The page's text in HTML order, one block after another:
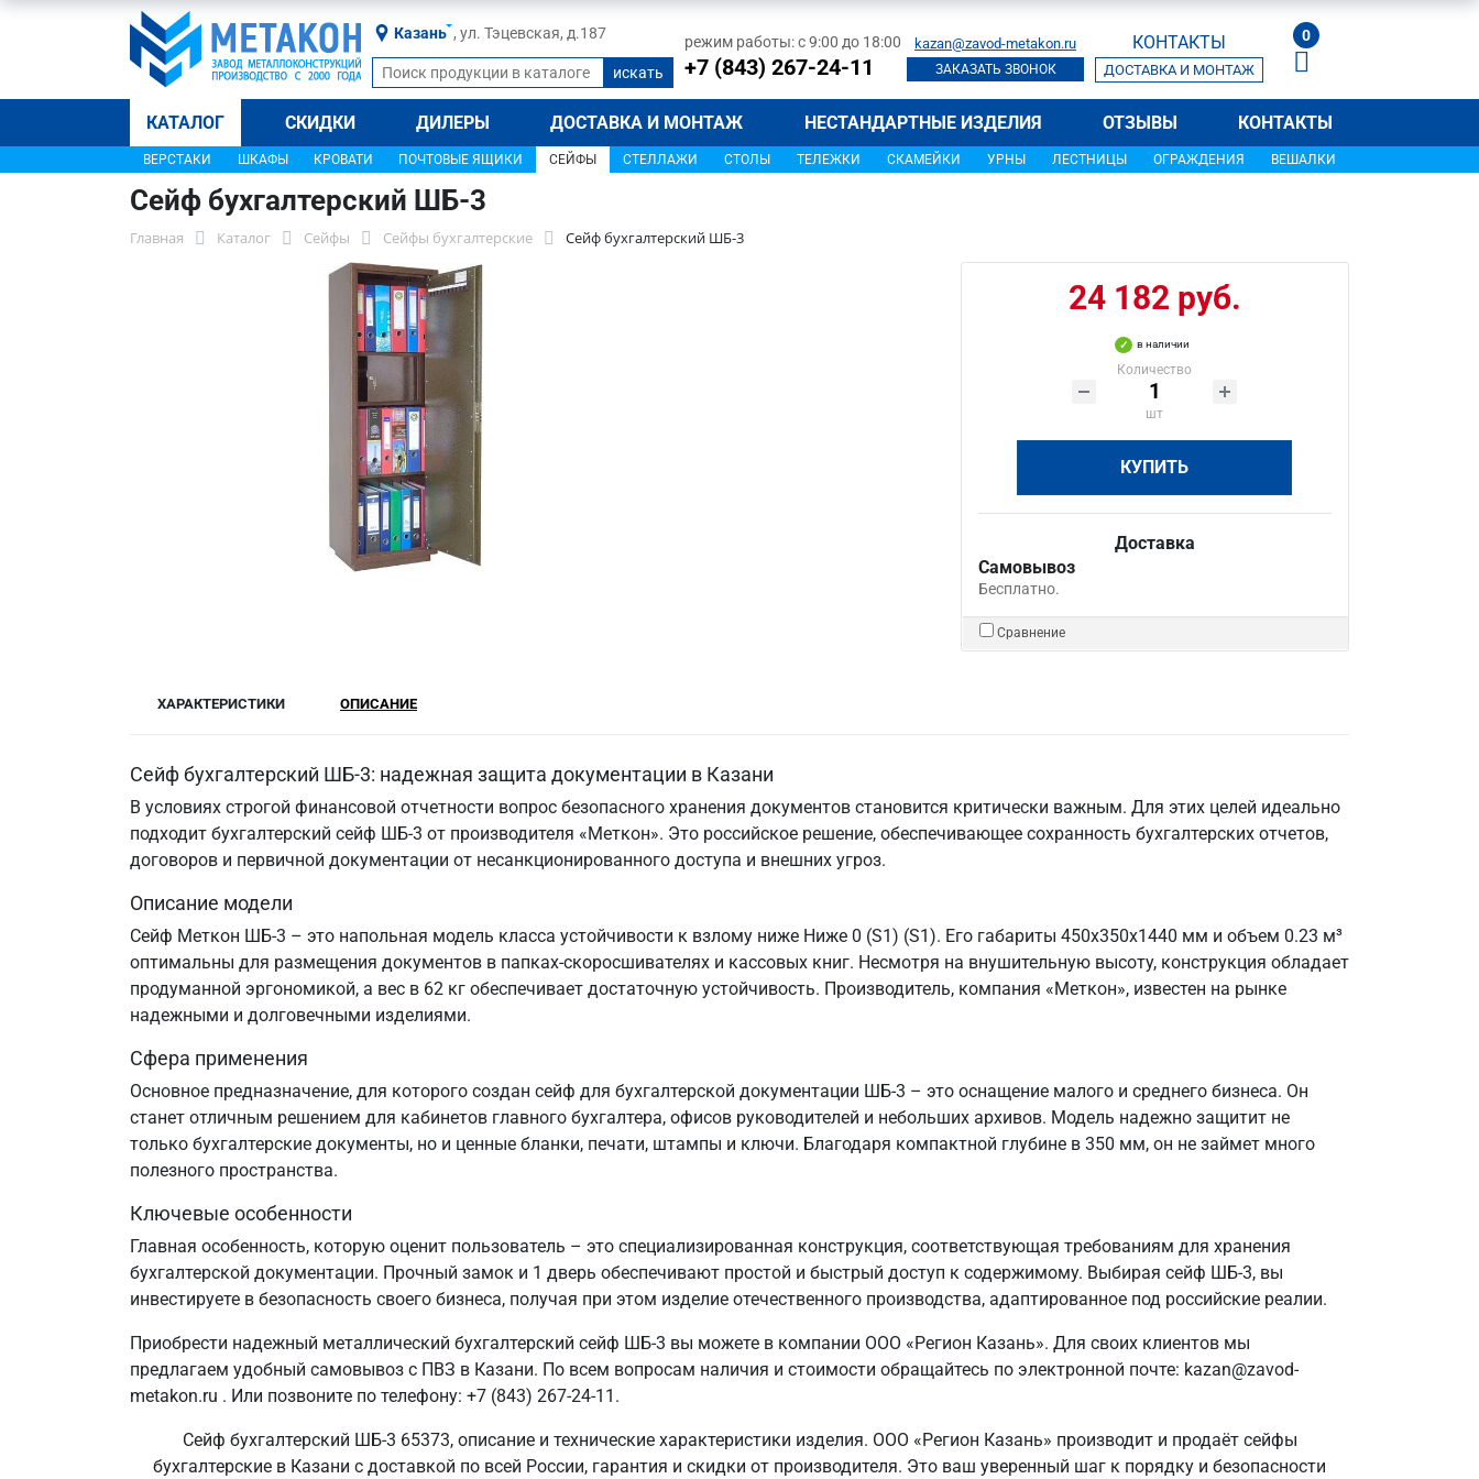
Казань , ул. Тэцевская, д.187 режим работы: с 9:00 до 18:00
+7 (843) 267-24-11
kazan@zavod-metakon.ru
ЗАКАЗАТЬ ЗВОНОК
КОНТАКТЫ
ДОСТАВКА И МОНТАЖ
0
КАТАЛОГ СКИДКИ ДИЛЕРЫ ДОСТАВКА И МОНТАЖ НЕСТАНДАРТНЫЕ ИЗДЕЛИЯ ОТЗЫВЫ КОНТАКТЫ
ВЕРСТАКИ ШКАФЫ КРОВАТИ ПОЧТОВЫЕ ЯЩИКИ СЕЙФЫ СТЕЛЛАЖИ СТОЛЫ ТЕЛЕЖКИ СКАМЕЙКИ УРНЫ ЛЕСТНИЦЫ ОГРАЖДЕНИЯ ВЕШАЛКИ
Сейф бухгалтерский ШБ-3
Главная Каталог Сейфы Сейфы бухгалтерские Сейф бухгалтерский ШБ-3
24 182 руб.
в наличии
Количество
шт
КУПИТЬ
Доставка
Самовывоз
Бесплатно.
Сравнение
ХАРАКТЕРИСТИКИ ОПИСАНИЕ
Сейф бухгалтерский ШБ-3: надежная защита документации в Казани
В условиях строгой финансовой отчетности вопрос безопасного хранения документов становится критически важным. Для этих целей идеально
подходит бухгалтерский сейф ШБ-3 от производителя «Меткон». Это российское решение, обеспечивающее сохранность бухгалтерских отчетов,
договоров и первичной документации от несанкционированного доступа и внешних угроз.
Описание модели
Сейф Меткон ШБ-3 – это напольная модель класса устойчивости к взлому ниже Ниже 0 (S1) (S1). Его габариты 450х350х1440 мм и объем 0.23 м³
оптимальны для размещения документов в папках-скоросшивателях и кассовых книг. Несмотря на внушительную высоту, конструкция обладает
продуманной эргономикой, а вес в 62 кг обеспечивает достаточную устойчивость. Производитель, компания «Меткон», известен на рынке
надежными и долговечными изделиями.
Сфера применения
Основное предназначение, для которого создан сейф для бухгалтерской документации ШБ-3 – это оснащение малого и среднего бизнеса. Он
станет отличным решением для кабинетов главного бухгалтера, офисов руководителей и небольших архивов. Модель надежно защитит не
только бухгалтерские документы, но и ценные бланки, печати, штампы и ключи. Благодаря компактной глубине в 350 мм, он не займет много
полезного пространства.
Ключевые особенности
Главная особенность, которую оценит пользователь – это специализированная конструкция, соответствующая требованиям для хранения
бухгалтерской документации. Прочный замок и 1 дверь обеспечивают простой и быстрый доступ к содержимому. Выбирая сейф ШБ-3, вы
инвестируете в безопасность своего бизнеса, получая при этом изделие отечественного производства, адаптированное под российские реалии.
Приобрести надежный металлический бухгалтерский сейф ШБ-3 вы можете в компании ООО «Регион Казань». Для своих клиентов мы
предлагаем удобный самовывоз с ПВЗ в Казани. По всем вопросам наличия и стоимости обращайтесь по электронной почте: kazan@zavod-
metakon.ru . Или позвоните по телефону: +7 (843) 267-24-11.
Сейф бухгалтерский ШБ-3 65373, описание и технические характеристики изделия. ООО «Регион Казань» производит и продаёт сейфы
бухгалтерские в Казани с доставкой по всей России, гарантия и скидки от производителя. Это ваш уверенный шаг к порядку и безопасности